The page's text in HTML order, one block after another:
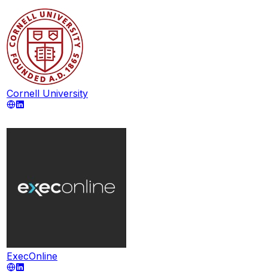
Cornell University
ExecOnline